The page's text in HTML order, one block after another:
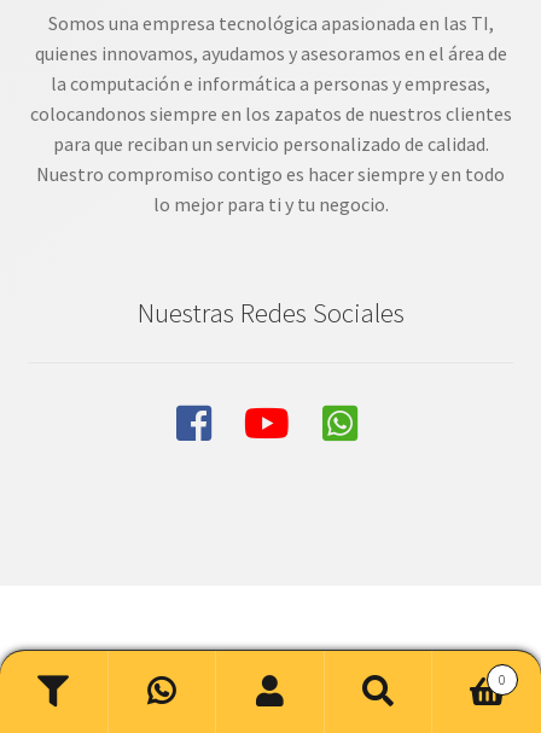
Somos una empresa tecnológica apasionada en las TI,
quienes innovamos, ayudamos y asesoramos en el área de
la computación e informática a personas y empresas,
colocandonos siempre en los zapatos de nuestros clientes
para que reciban un servicio personalizado de calidad.
Nuestro compromiso contigo es hacer siempre y en todo
lo mejor para ti y tu negocio.
Nuestras Redes Sociales
Buscar
Buscar
0
Términos y condiciones Política de garantía
Política de
devoluciones
|Política de cancelaciones |Política de envíos